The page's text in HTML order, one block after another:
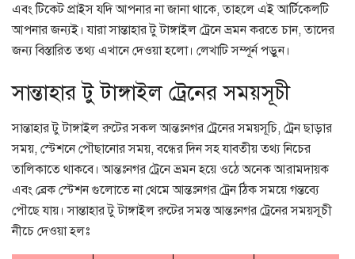
এবং টিকেট প্রাইস যদি আপনার না জানা থাকে, তাহলে এই আর্টিকেলটি
আপনার জন্যই। যারা সান্তাহার টু টাঙ্গাইল ট্রেনে ভ্রমন করতে চান, তাদের
জন্য বিস্তারিত তথ্য এখানে দেওয়া হলো। লেখাটি সম্পূর্ন পড়ুন।
সান্তাহার টু টাঙ্গাইল ট্রেনের সময়সূচী
সান্তাহার টু টাঙ্গাইল রুটের সকল আন্তঃনগর ট্রেনের সময়সূচি, ট্রেন ছাড়ার
সময়, স্টেশনে পৌছানোর সময়, বন্ধের দিন সহ যাবতীয় তথ্য নিচের
তালিকাতে থাকবে। আন্তঃনগর ট্রেনে ভ্রমন হয়ে ওঠে অনেক আরামদায়ক
এবং ব্রেক স্টেশন গুলোতে না থেমে আন্তঃনগর ট্রেন ঠিক সময়ে গন্তব্যে
পৌছে যায়। সান্তাহার টু টাঙ্গাইল রুটের সমস্ত আন্তঃনগর ট্রেনের সময়সূচী
নীচে দেওয়া হলঃ